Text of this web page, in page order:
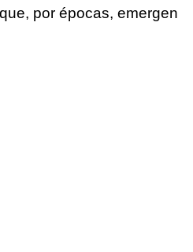
por épocas, emergen